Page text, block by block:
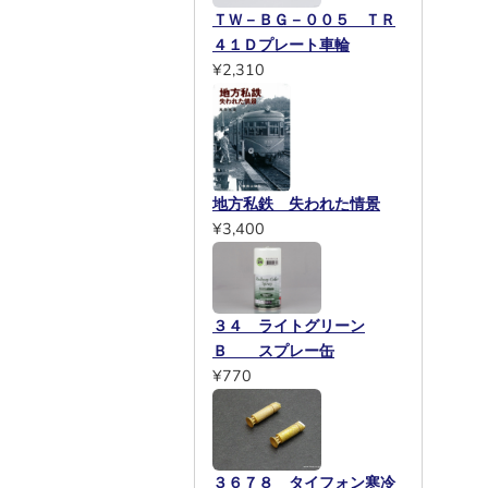
ＴＷ－ＢＧ－００５ ＴＲ
４１Ｄプレート車輪
¥2,310
地方私鉄 失われた情景
¥3,400
３４ ライトグリーン
Ｂ スプレー缶
¥770
３６７８ タイフォン寒冷